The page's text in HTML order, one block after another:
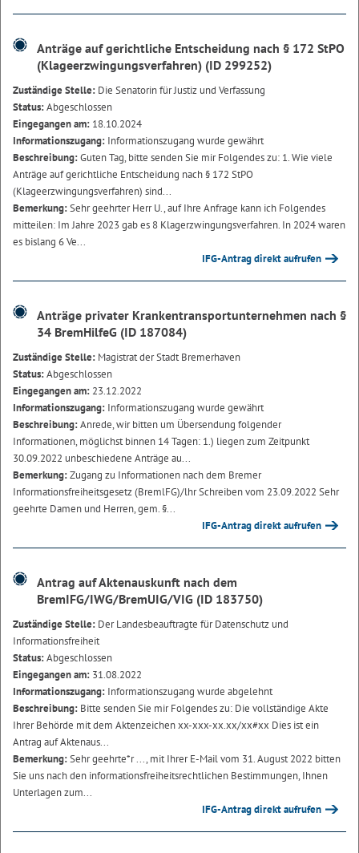
Anträge auf gerichtliche Entscheidung nach § 172 StPO
(Klageerzwingungsverfahren) (ID 299252)
Zuständige Stelle: Die Senatorin für Justiz und Verfassung
Status:Abgeschlossen
Eingegangen am: 18.10.2024
Informationszugang: Informationszugang wurde gewährt
Beschreibung:Guten Tag, bitte senden Sie mir Folgendes zu: 1. Wie viele
Anträge auf gerichtliche Entscheidung nach § 172 StPO
(Klageerzwingungsverfahren) sind...
Bemerkung:Sehr geehrter Herr U., auf Ihre Anfrage kann ich Folgendes
mitteilen: Im Jahre 2023 gab es 8 Klagerzwingungsverfahren. In 2024 waren
es bislang 6 Ve...
IFG-Antrag direkt aufrufen
Anträge privater Krankentransportunternehmen nach §
34 BremHilfeG (ID 187084)
Zuständige Stelle: Magistrat der Stadt Bremerhaven
Status:Abgeschlossen
Eingegangen am: 23.12.2022
Informationszugang: Informationszugang wurde gewährt
Beschreibung:Anrede, wir bitten um Übersendung folgender
Informationen, möglichst binnen 14 Tagen: 1.) liegen zum Zeitpunkt
30.09.2022 unbeschiedene Anträge au...
Bemerkung:Zugang zu Informationen nach dem Bremer
Informationsfreiheitsge­setz (BremlFG)/lhr Schreiben vom 23.09.2022 Sehr
geehrte Damen und Herren, gem. §...
IFG-Antrag direkt aufrufen
Antrag auf Aktenauskunft nach dem
BremIFG/IWG/BremUIG/VIG (ID 183750)
Zuständige Stelle: Der Landesbeauftragte für Datenschutz und
Informationsfreiheit
Status:Abgeschlossen
Eingegangen am: 31.08.2022
Informationszugang: Informationszugang wurde abgelehnt
Beschreibung: Bitte senden Sie mir Folgendes zu: Die vollständige Akte
Ihrer Behörde mit dem Aktenzeichen xx-xxx-xx.xx/xx#xx Dies ist ein
Antrag auf Aktenaus...
Bemerkung:Sehr geehrte*r ..., mit Ihrer E-Mail vom 31. August 2022 bitten
Sie uns nach den informationsfreiheitsrechtlichen Bestimmungen, Ihnen
Unterlagen zum...
IFG-Antrag direkt aufrufen